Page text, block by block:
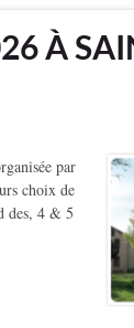
À
par
choix de
des, 4 & 5